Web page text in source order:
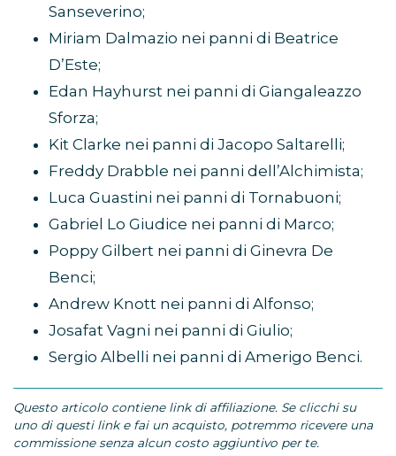
Sanseverino;
Miriam Dalmazio nei panni di Beatrice
D’Este;
Edan Hayhurst nei panni di Giangaleazzo
Sforza;
Kit Clarke nei panni di Jacopo Saltarelli;
Freddy Drabble nei panni dell’Alchimista;
Luca Guastini nei panni di Tornabuoni;
Gabriel Lo Giudice nei panni di Marco;
Poppy Gilbert nei panni di Ginevra De
Benci;
Andrew Knott nei panni di Alfonso;
Josafat Vagni nei panni di Giulio;
Sergio Albelli nei panni di Amerigo Benci.
Questo articolo contiene link di affiliazione. Se clicchi su
uno di questi link e fai un acquisto, potremmo ricevere una
commissione senza alcun costo aggiuntivo per te.